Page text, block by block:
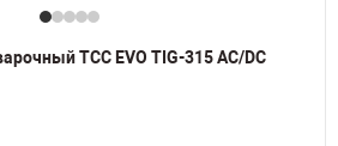
ТСС EVO TIG-315 AC/DC